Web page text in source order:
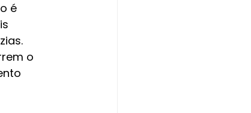
é
o